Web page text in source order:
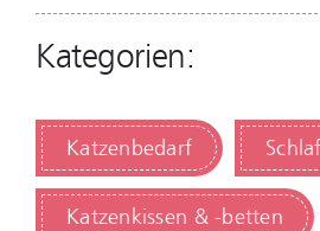
Kategorien:
Katzenbedarf
Katzenkissen & -betten